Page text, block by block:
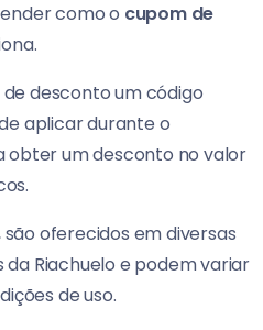
como o cupom de
desconto um código
aplicar durante o
um desconto no valor
são oferecidos em diversas
Riachuelo e podem variar
de uso.